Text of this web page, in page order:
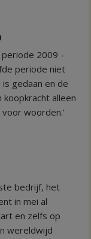
periode 2009 –
periode niet
gedaan en de
alleen
woorden.’
bedrijf, het
in mei al
en zelfs op
wereldwijd